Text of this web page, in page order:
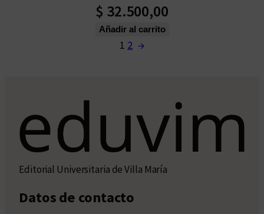
$ 32.500,00
Añadir al carrito
1 2 →
Editorial Universitaria de Villa María
Datos de contacto